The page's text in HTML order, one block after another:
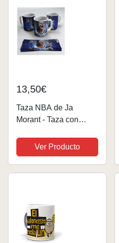
13,50€
Taza NBA de Ja
Morant - Taza con
nba Ja Morant fondo
color Azul | Cerámica
355ml
Ver Producto